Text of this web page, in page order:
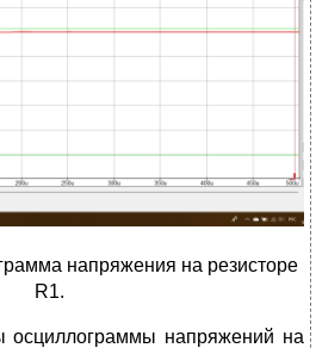
напряжения на резисторе
R1.
осциллограммы напряжений на